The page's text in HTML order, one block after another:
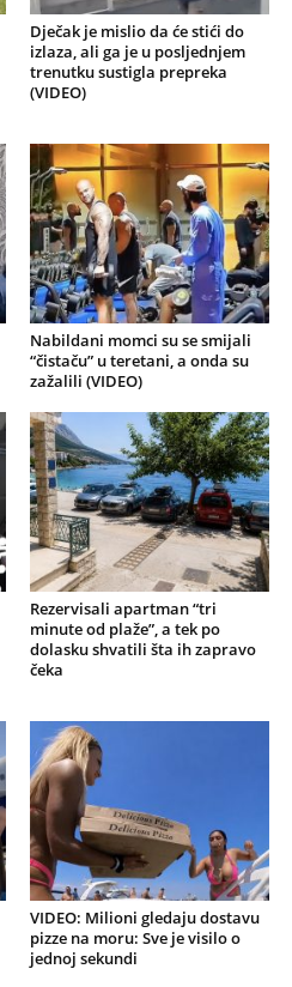
Dječak je mislio da će stići do
izlaza, ali ga je u posljednjem
trenutku sustigla prepreka
(VIDEO)
Nabildani momci su se smijali
“čistaču” u teretani, a onda su
zažalili (VIDEO)
Rezervisali apartman “tri
minute od plaže”, a tek po
dolasku shvatili šta ih zapravo
čeka
VIDEO: Milioni gledaju dostavu
pizze na moru: Sve je visilo o
jednoj sekundi